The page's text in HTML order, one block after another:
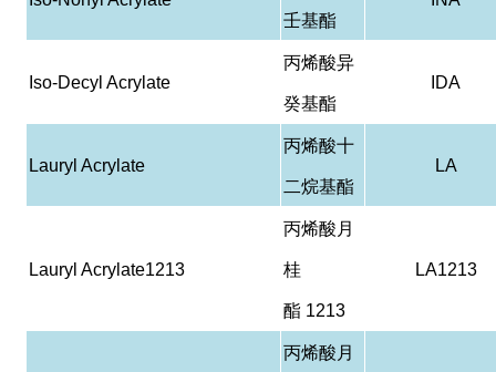
壬基酯
Iso-Decyl Acrylate
丙烯酸异
癸基酯
IDA
Lauryl Acrylate
丙烯酸十
二烷基酯
LA
Lauryl Acrylate1213
丙烯酸月
桂
酯1213
LA1213
丙烯酸月